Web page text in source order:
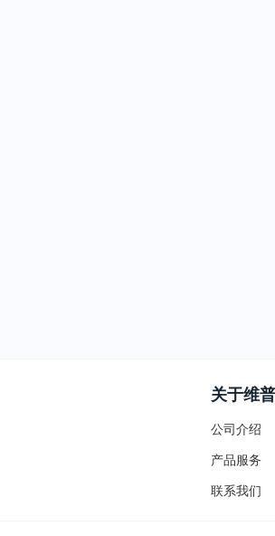
关于维普
公司介绍
产品服务
联系我们